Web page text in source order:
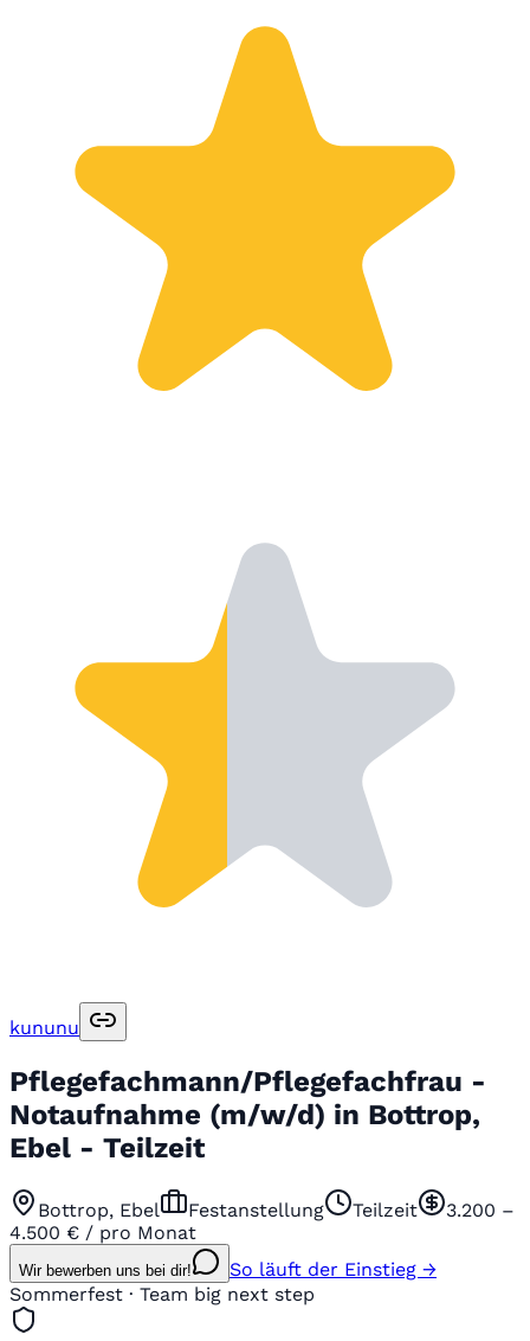
kununu
Pflegefachmann/Pflegefachfrau -
Notaufnahme (m/w/d) in Bottrop,
Ebel - Teilzeit
Bottrop, Ebel Festanstellung Teilzeit
3.200 –
4.500 € / pro Monat
Wir bewerben uns bei dir!
So läuft der Einstieg →
Sommerfest · Team big next step